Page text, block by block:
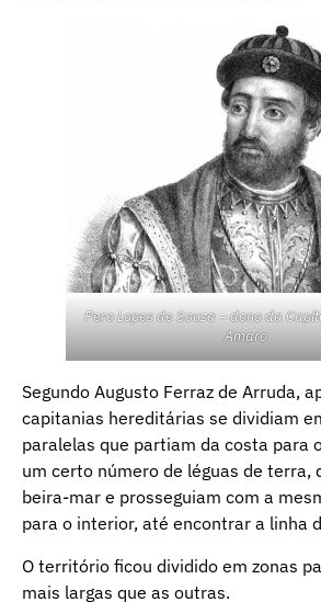
Pero Lopes de Souza – dono da
Amaro
Segundo Augusto Ferraz de Arruda,
capitanias hereditárias se dividiam
paralelas que partiam da costa para
um certo número de léguas de terra,
beira-mar e prosseguiam com a
para o interior, até encontrar a linha
O território ficou dividido em zonas
mais largas que as outras.